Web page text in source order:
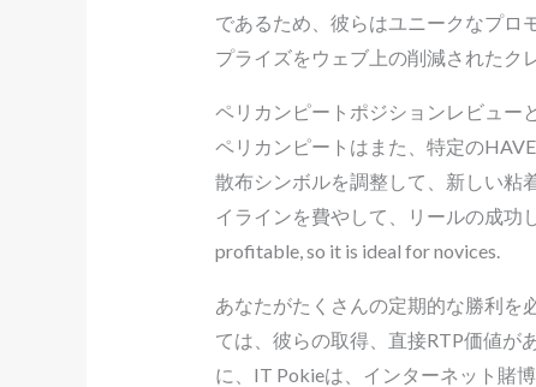
であるため、彼らはユニークなプロ
プライズをウェブ上の削減されたク
ペリカンピートポジションレビュー
ペリカンピートはまた、特定の
散布シンボルを調整して、新しい粘
イラインを費やして、リールの成功
profitable, so it is ideal for novices.
あなたがたくさんの定期的な勝利を
ては、彼らの取得、直接RTP価値が
に、IT Pokieは、インターネット賭